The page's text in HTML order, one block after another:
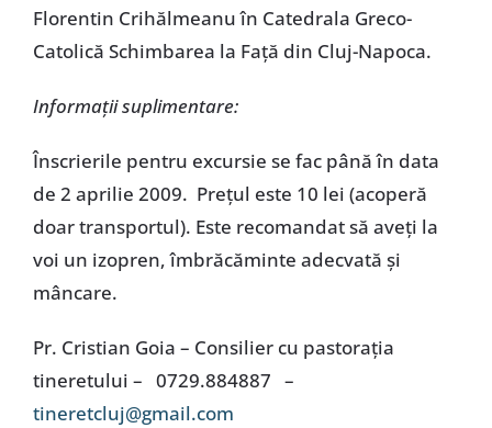
Florentin Crihălmeanu în Catedrala Greco-
Catolică Schimbarea la Faţă din Cluj-Napoca.
Informaţii suplimentare:
Înscrierile pentru excursie se fac până în data
de 2 aprilie 2009. Preţul este 10 lei (acoperă
doar transportul). Este recomandat să aveţi la
voi un izopren, îmbrăcăminte adecvată şi
mâncare.
Pr. Cristian Goia – Consilier cu pastoraţia
tineretului – 0729.884887 –
tineretcluj@gmail.com